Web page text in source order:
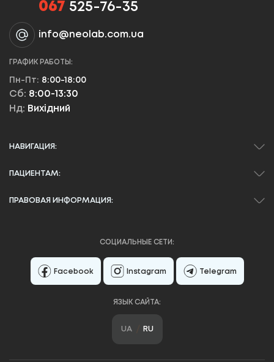
067 525-76-35
info@neolab.com.ua
ГРАФИК РАБОТЫ:
Пн-Пт: 8:00-18:00
Сб: 8:00-13:30
Нд: Вихідний
НАВИГАЦИЯ:
ПАЦИЕНТАМ:
ПРАВОВАЯ ИНФОРМАЦИЯ:
СОЦИАЛЬНЫЕ СЕТИ:
Facebook Instagram Telegram
ЯЗЫК САЙТА:
UA RU